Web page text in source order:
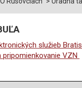
služieb
pripomienkovanie VZN